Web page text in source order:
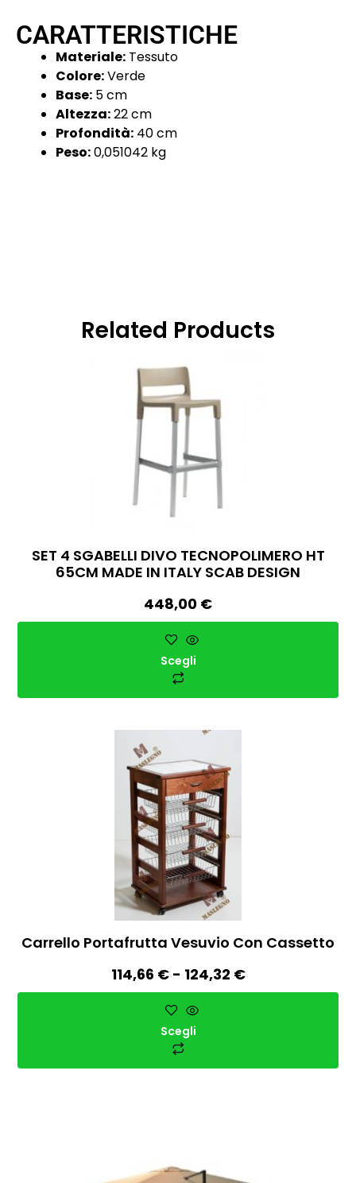
CARATTERISTICHE
Materiale: Tessuto
Colore:Verde
Base: 5 cm
Altezza:22 cm
Profondità: 40 cm
Peso:0,051042 kg
Related Products
SET 4 SGABELLI DIVO TECNOPOLIMERO HT
65CM MADE IN ITALY SCAB DESIGN
448,00 €
Scegli
Carrello Portafrutta Vesuvio Con Cassetto
114,66 € - 124,32 €
Scegli